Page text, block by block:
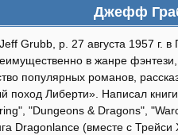
Джефф
Grubb, р. 27 августа 1957 г.
в жанре
популярных романов,
поход Либерти». Написал
"Dungeons & Dragons",
Dragonlance (вместе с